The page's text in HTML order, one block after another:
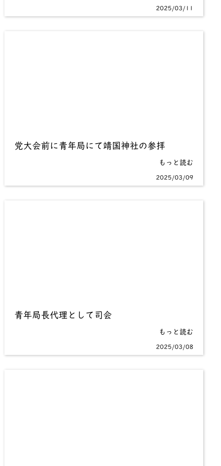
2025/03/11
党大会前に青年局にて靖国神社の参拝
もっと読む
2025/03/09
青年局長代理として司会
もっと読む
2025/03/08